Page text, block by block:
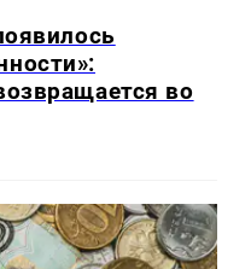
во